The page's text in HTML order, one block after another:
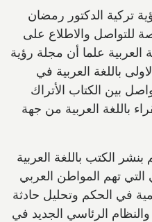
تركية الدكتور رمضان
للتواصل والاطلاع على
العربية علما أن مجلة رؤية
باللغة العربية في
بين الكتاب الأتراك
باللغة العربية من جهة
الكتب باللغة العربية
تهم المواطن العربي
في الحكم وتحليل حادثة
والنظام الرئاسي الجديد في